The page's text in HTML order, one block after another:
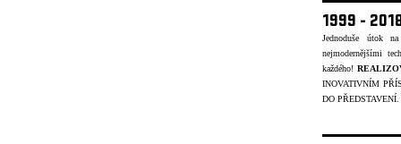
1999 -
Jednoduše útok
nejmodernějšími
každého!
INOVATIVNÍM
DO PŘEDSTAVENÍ.